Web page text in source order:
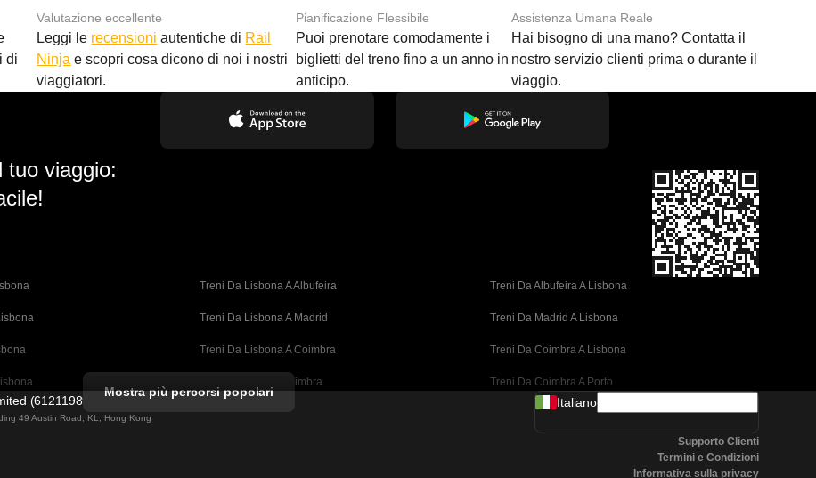
di
Valutazione eccellente
Leggi le recensioni autentiche di Rail
Ninja e scopri cosa dicono di noi i nostri
viaggiatori.
Pianificazione Flessibile
Puoi prenotare comodamente i
biglietti del treno fino a un anno in
anticipo.
Assistenza Umana Reale
Hai bisogno di una mano? Contatta il
nostro servizio clienti prima o durante il
viaggio.
tuo viaggio:
Treni Da Lisbona A Albufeira Treni Da Albufeira A Lisbona
Treni Da Lisbona A Madrid Treni Da Madrid A Lisbona
Treni Da Lisbona A Coimbra Treni Da Coimbra A Lisbona
Treni Da Porto A Coimbra Treni Da Coimbra A Porto
Treni Da Valencia A Barcellona
Mostra più percorsi popolari
(61211989)
49 Austin Road, KL, Hong Kong
Italiano
Supporto Clienti
Termini e Condizioni
Informativa sulla privacy